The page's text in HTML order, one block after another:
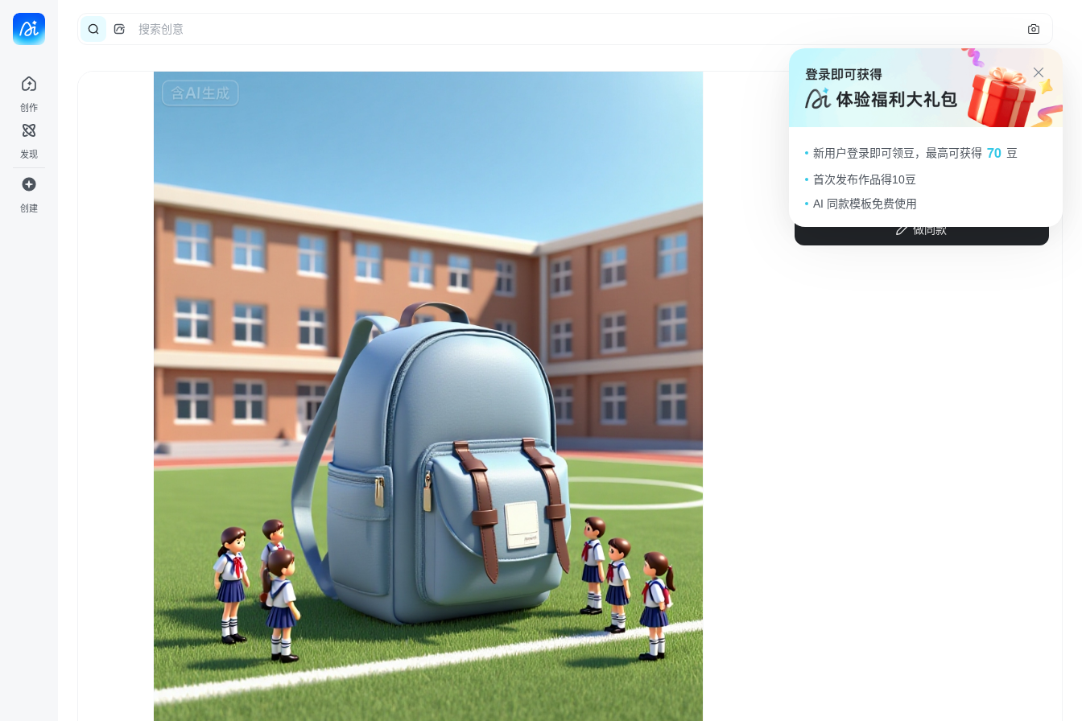
创作
发现
创建
1
堵😆
麦迪森R
做同款
新用户登录即可领豆，最高可获得 70 豆
首次发布作品得10豆
AI 同款模板免费使用